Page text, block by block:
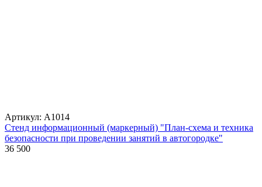
Артикул: А1014
Стенд информационный (маркерный) "План-схема и техника
безопасности при проведении занятий в автогородке"
36 500